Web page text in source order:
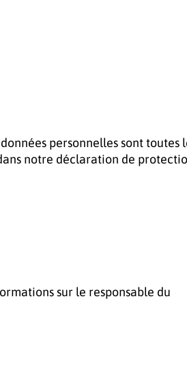
personnelles sont toutes
notre déclaration de
sur le responsable du